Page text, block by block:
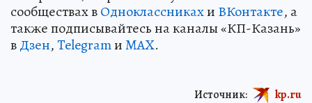
сообществах вОдноклассникахи ВКонтакте, а
также подписывайтесь на каналы «КП-Казань»
вДзен,TelegramиMAX.
Источник: kp.ru